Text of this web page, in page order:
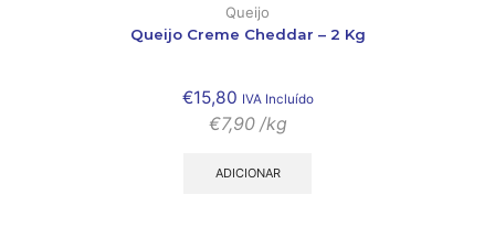
Queijo
Queijo Creme Cheddar – 2 Kg
€15,80 IVA Incluído
€7,90 /kg
ADICIONAR